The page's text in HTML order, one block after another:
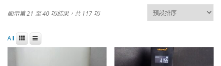
顯示第 21 至 40 項結果，共 117 項
All